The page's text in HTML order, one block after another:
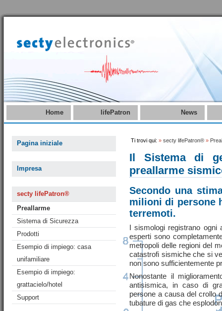
Home lifePatron News
Pagina iniziale
Impresa
secty lifePatron®
Preallarme
Sistema di Sicurezza
Prodotti
Esempio di impiego: casa
unifamiliare
Esempio di impiego:
grattacielo/hotel
Support
Ti trovi qui: » secty lifePatron® »
Il Sistema di
preallarme
Secondo una
milioni di persone
terremoti.
I sismologi registrano ogni
esperti sono
metropoli delle regioni del
catastrofi sismiche che si
non sono sufficientemente
Nonostante il
antisismica, in caso di
persone a causa del crollo
tubature di gas che